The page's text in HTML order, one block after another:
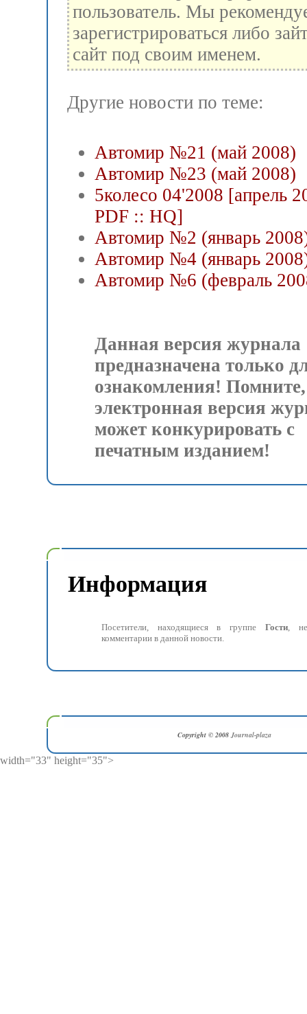
пользователь. Мы
зарегистрироваться либо
сайт под своим именем.
Другие новости по теме:
Автомир №21 (май 2008)
Автомир №23 (май 2008)
5колесо 04'2008 [апрель
PDF :: HQ]
Автомир №2 (январь
Автомир №4 (январь
Автомир №6 (февраль
Данная версия журнала
предназначена только
ознакомления!
электронная версия
может конкурировать с
печатным изданием!
Информация
Посетители, находящиеся в группе Гости, не
комментарии в данной новости.
Copyright © 2008Journal-plaza
width="33" height="35">